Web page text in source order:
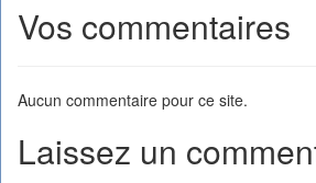
Vos commentaires
Aucun commentaire pour ce site.
Laissez un